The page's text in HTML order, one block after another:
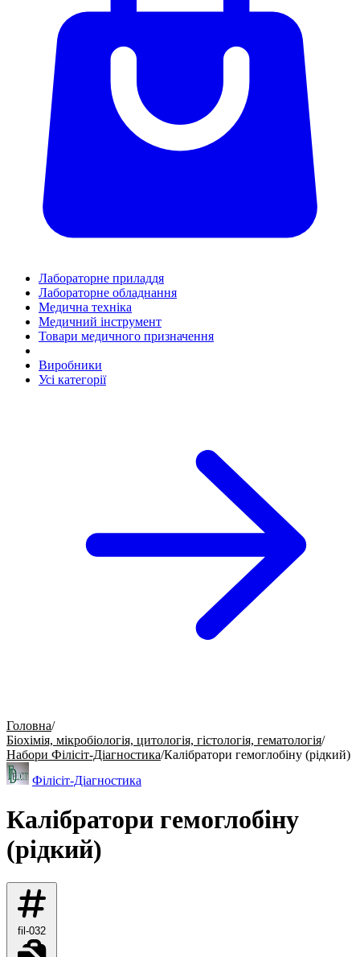
Лабораторне приладдя
Лабораторне обладнання
Медична техніка
Медичний інструмент
Товари медичного призначення
Виробники
Усі категорії
Головна/
Біохімія, мікробіологія, цитологія, гістологія, гематологія/
Набори Філісіт-Діагностика/Калібратори гемоглобіну (рідкий)
Філісіт-Діагностика
Калібратори гемоглобіну
(рідкий)
fil-032